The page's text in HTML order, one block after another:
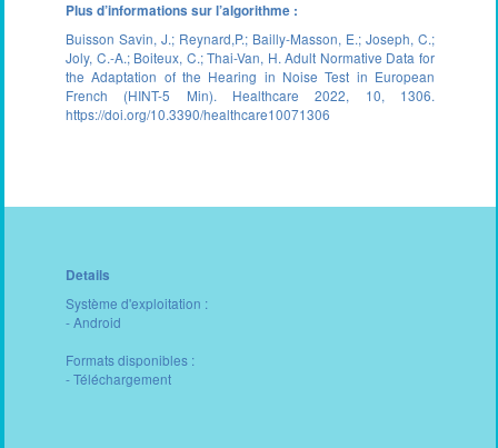
Plus d’informations sur l’algorithme :
Buisson Savin, J.; Reynard,P.; Bailly-Masson, E.; Joseph, C.;
Joly, C.-A.; Boiteux, C.; Thai-Van, H. Adult Normative Data for
the Adaptation of the Hearing in Noise Test in European
French (HINT-5 Min). Healthcare 2022, 10, 1306.
https://doi.org/10.3390/healthcare10071306
Details
Système d'exploitation :
- Android
Formats disponibles :
- Téléchargement